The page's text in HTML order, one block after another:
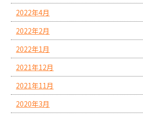
2022年4月
2022年2月
2022年1月
2021年12月
2021年11月
2020年3月